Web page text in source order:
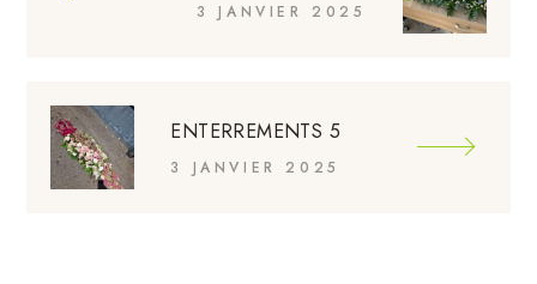
3 JANVIER 2025
ENTERREMENTS 5
3 JANVIER 2025